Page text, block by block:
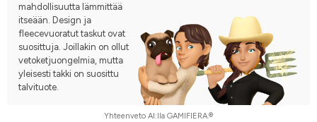
mahdollisuutta lämmittää
itseään. Design ja
fleecevuoratut taskut ovat
suosittuja. Joillakin on ollut
vetoketjuongelmia, mutta
yleisesti takki on suosittu
talvituote.
Yhteenveto AI:lla GAMIFIERA.®